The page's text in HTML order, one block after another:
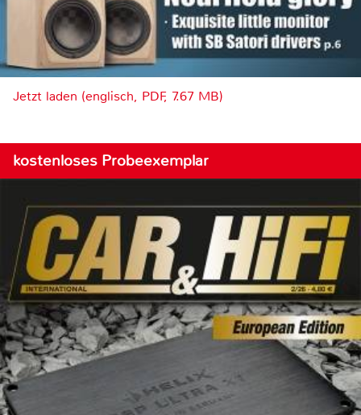
Jetzt laden (englisch, PDF, 7.67 MB)
kostenloses Probeexemplar